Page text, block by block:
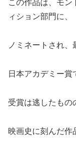
この作品は、モン
ィション部門に、
ノミネートされ、
日本アカデミー賞
受賞は逃したもの
映画史に刻んだ作